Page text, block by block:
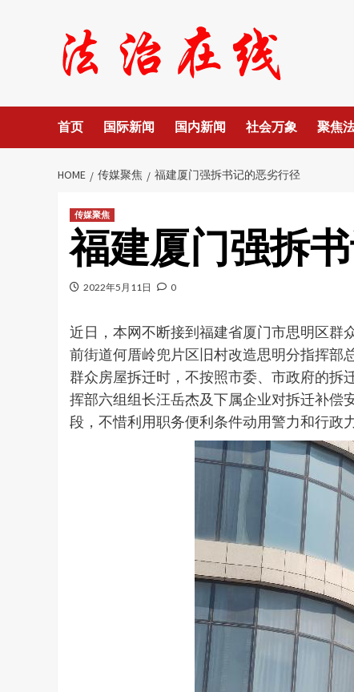
首页 国际新闻 国内新闻 社会万象 聚焦
HOME 传媒聚焦 福建厦门强拆书记的恶劣行径
传媒聚焦
福建厦门强拆
2022年5月11日 0
近日，本网不断接到福建省厦门市思明区群
前街道何厝岭兜片区旧村改造思明分指挥部
群众房屋拆迁时，不按照市委、市政府的拆
挥部六组组长汪岳杰及下属企业对拆迁补偿
段，不惜利用职务便利条件动用警力和行政